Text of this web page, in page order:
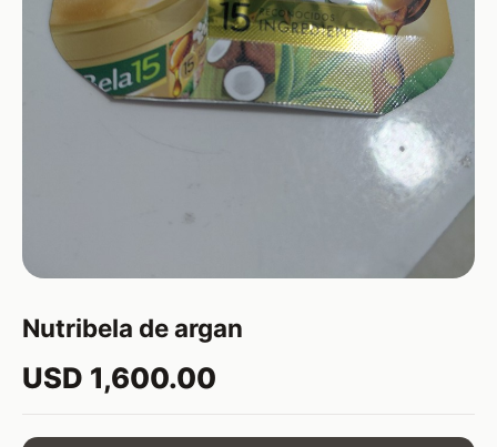
Nutribela de argan
USD 1,600.00